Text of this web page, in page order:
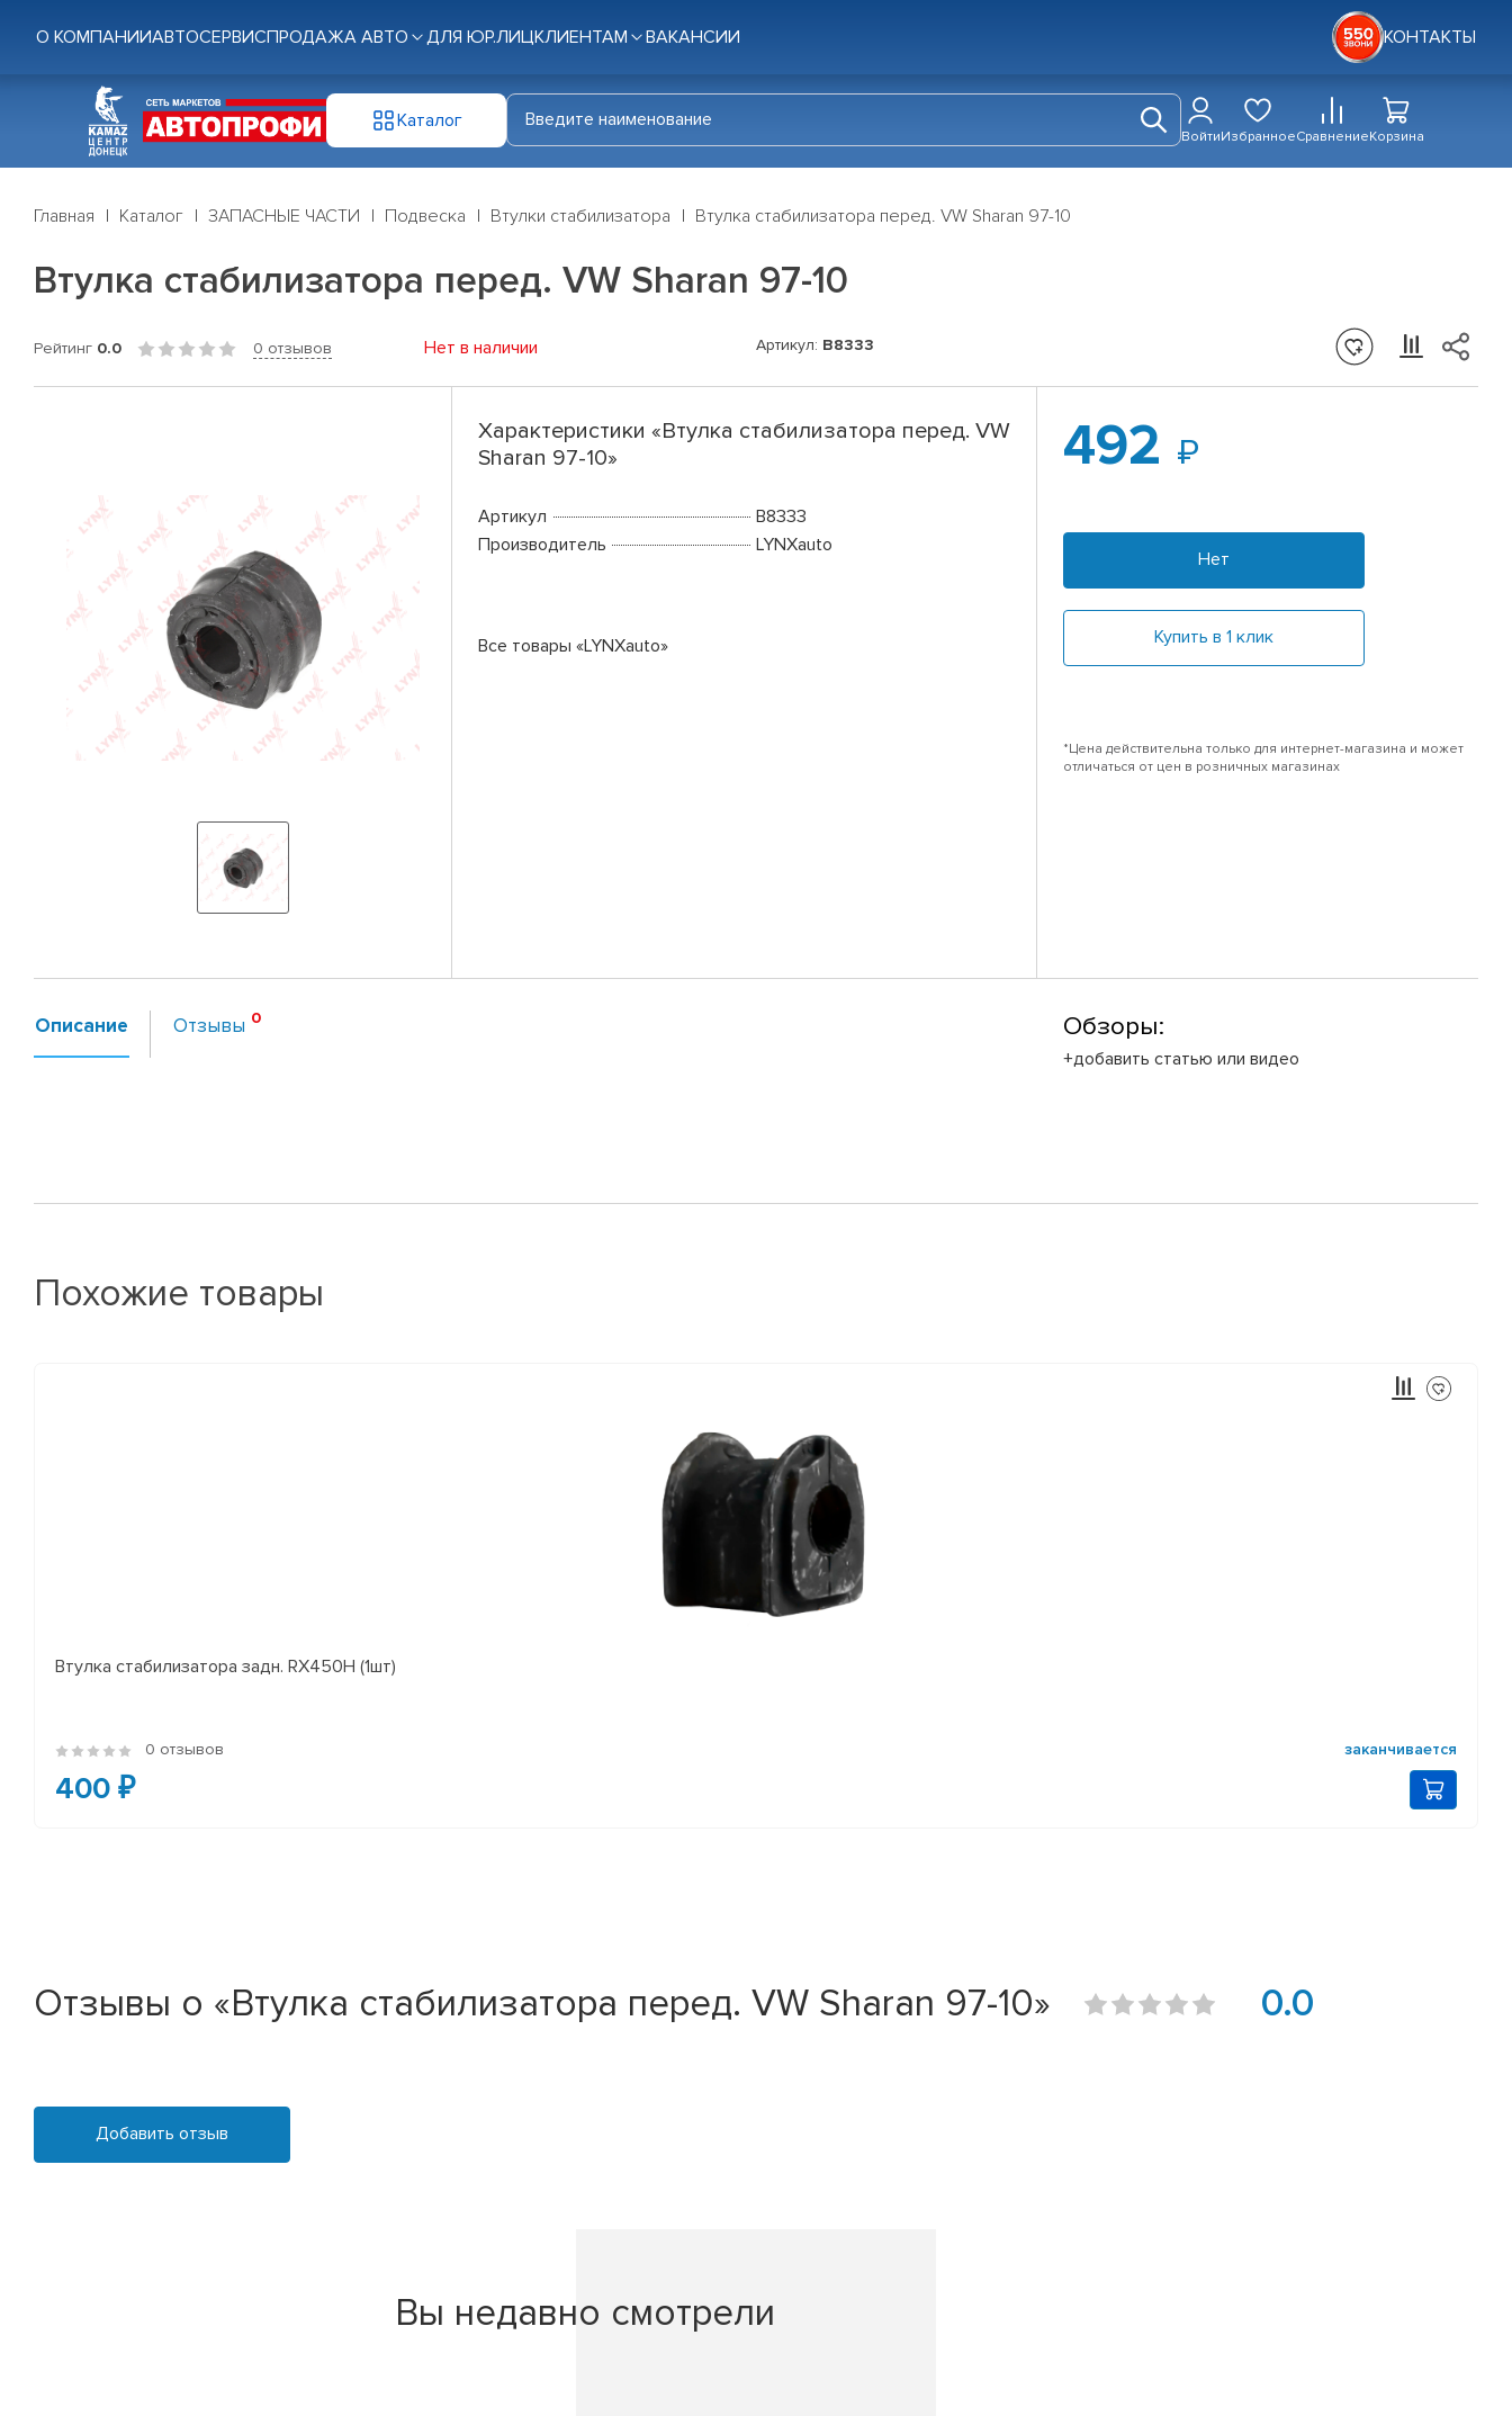
О КОМПАНИИАВТОСЕРВИСПРОДАЖА АВТО ДЛЯ ЮР.ЛИЦКЛИЕНТАМ ВАКАНСИИ КОНТАКТЫ
Каталог
ВойтиИзбранноеСравнениеКорзина
Главная Каталог ЗАПАСНЫЕ ЧАСТИ Подвеска Втулки стабилизатора Втулка стабилизатора перед. VW Sharan 97-10
Втулка стабилизатора перед. VW Sharan 97-10
Рейтинг 0.0 0 отзывов Нет в наличии Артикул: B8333
Характеристики «Втулка стабилизатора перед. VW
Sharan 97-10»
Артикул
B8333
Производитель
LYNXauto
Все товары «LYNXauto»
492
Нет
Купить в 1 клик
*Цена действительна только для интернет-магазина и может
отличаться от цен в розничных магазинах
Описание Отзывы Обзоры:
+добавить статью или видео
Похожие товары
Втулка стабилизатора задн. RX450H (1шт)
0 отзывов заканчивается
400 ₽
Отзывы о «Втулка стабилизатора перед. VW Sharan 97-10» 0.0
Добавить отзыв
Вы недавно смотрели